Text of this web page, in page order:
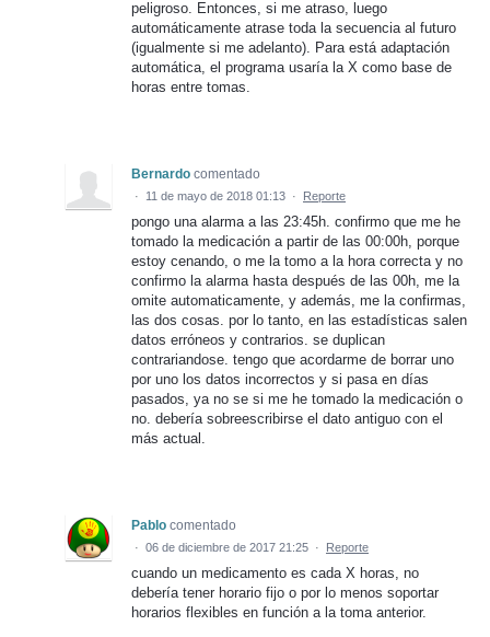
peligroso. Entonces, si me atraso, luego
automáticamente atrase toda la secuencia al futuro
(igualmente si me adelanto). Para está adaptación
automática, el programa usaría la X como base de
horas entre tomas.
Bernardo comentado
· 11 de mayo de 2018 01:13 · Reporte
pongo una alarma a las 23:45h. confirmo que me he
tomado la medicación a partir de las 00:00h, porque
estoy cenando, o me la tomo a la hora correcta y no
confirmo la alarma hasta después de las 00h, me la
omite automaticamente, y además, me la confirmas,
las dos cosas. por lo tanto, en las estadísticas salen
datos erróneos y contrarios. se duplican
contrariandose. tengo que acordarme de borrar uno
por uno los datos incorrectos y si pasa en días
pasados, ya no se si me he tomado la medicación o
no. debería sobreescribirse el dato antiguo con el
más actual.
Pablo comentado
· 06 de diciembre de 2017 21:25 · Reporte
cuando un medicamento es cada X horas, no
debería tener horario fijo o por lo menos soportar
horarios flexibles en función a la toma anterior.